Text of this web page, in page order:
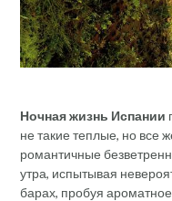
Ночная жизнь Испании
не такие теплые, но все
романтичные
утра, испытывая
барах, пробуя